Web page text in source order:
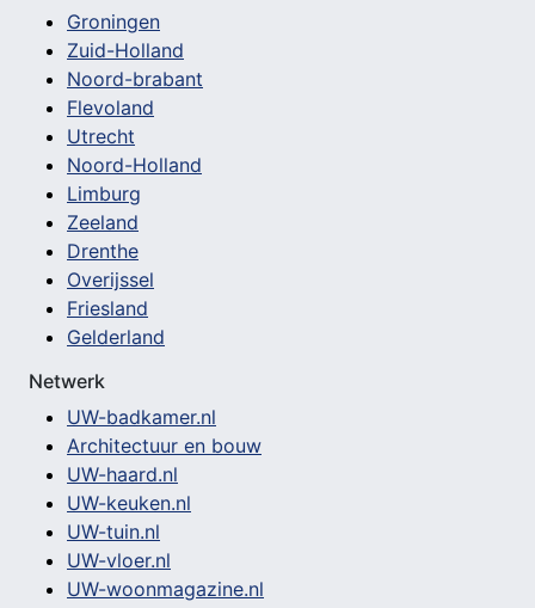
Groningen
Zuid-Holland
Noord-brabant
Flevoland
Utrecht
Noord-Holland
Limburg
Zeeland
Drenthe
Overijssel
Friesland
Gelderland
Netwerk
UW-badkamer.nl
Architectuur en bouw
UW-haard.nl
UW-keuken.nl
UW-tuin.nl
UW-vloer.nl
UW-woonmagazine.nl